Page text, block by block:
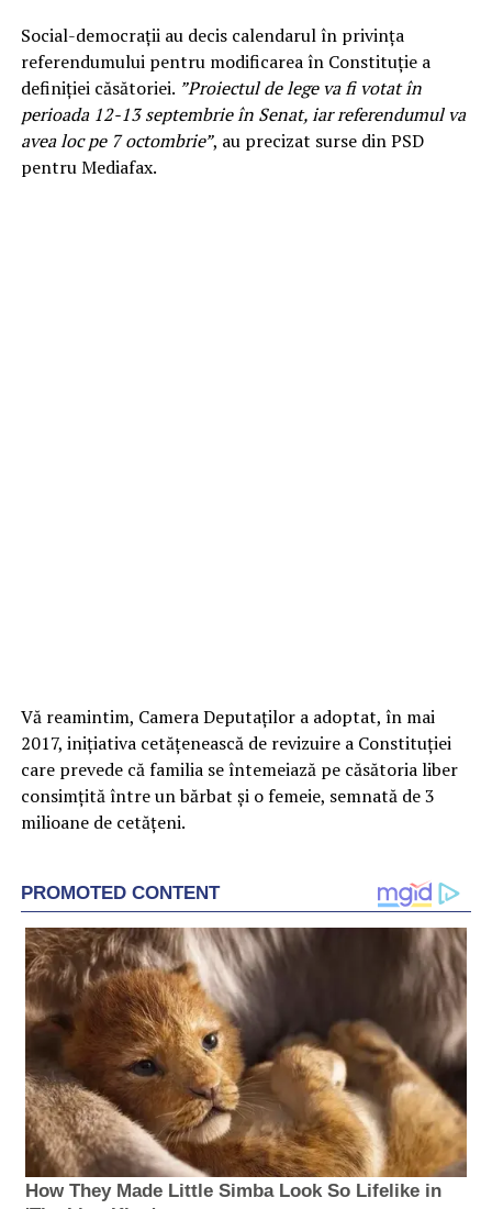
Social-democraţii au decis calendarul în privinţa
referendumului pentru modificarea în Constituţie a
definiţiei căsătoriei. ”Proiectul de lege va fi votat în
perioada 12-13 septembrie în Senat, iar referendumul va
avea loc pe 7 octombrie”, au precizat surse din PSD
pentru Mediafax.
Vă reamintim, Camera Deputaţilor a adoptat, în mai
2017, iniţiativa cetăţenească de revizuire a Constituţiei
care prevede că familia se întemeiază pe căsătoria liber
consimţită între un bărbat şi o femeie, semnată de 3
milioane de cetăţeni.